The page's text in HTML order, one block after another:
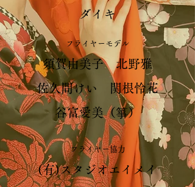
ダイキ
フライヤーモデル
須賀由美子 北野雅
佐久間けい 関根怜花
谷富愛美（箏）
フライヤー協力
(有)スタジオエイメイ